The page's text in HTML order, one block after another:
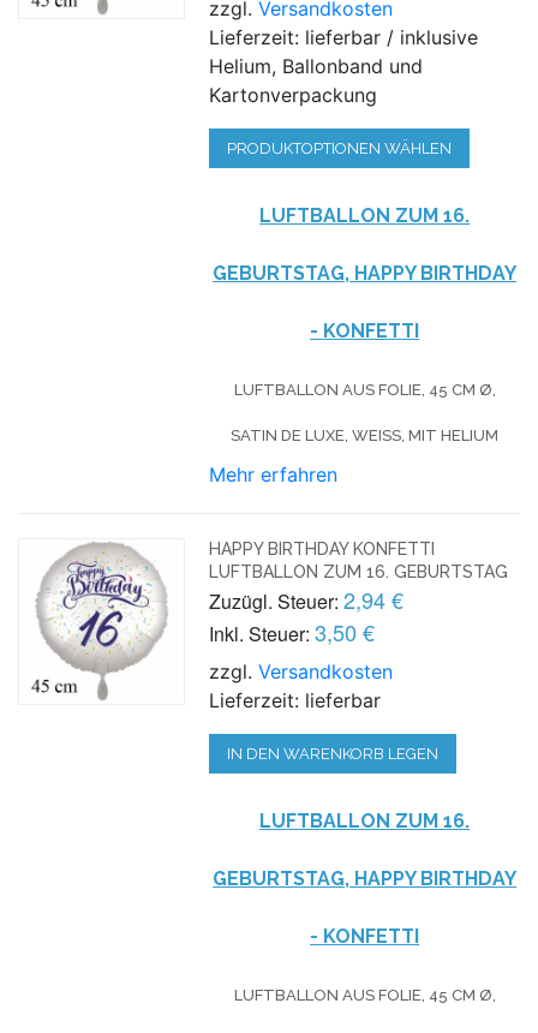
zzgl.Versandkosten
Lieferzeit: lieferbar / inklusive
Helium, Ballonband und
Kartonverpackung
PRODUKTOPTIONEN WÄHLEN
LUFTBALLON ZUM 16.
GEBURTSTAG, HAPPY BIRTHDAY
- KONFETTI
LUFTBALLON AUS FOLIE, 45 CM Ø,
SATIN DE LUXE, WEISS, MIT HELIUM
Mehr erfahren
HAPPY BIRTHDAY KONFETTI
LUFTBALLON ZUM 16. GEBURTSTAG
Zuzügl. Steuer: 2,94 €
Inkl. Steuer: 3,50 €
zzgl.Versandkosten
Lieferzeit: lieferbar
IN DEN WARENKORB LEGEN
LUFTBALLON ZUM 16.
GEBURTSTAG, HAPPY BIRTHDAY
- KONFETTI
LUFTBALLON AUS FOLIE, 45 CM Ø,